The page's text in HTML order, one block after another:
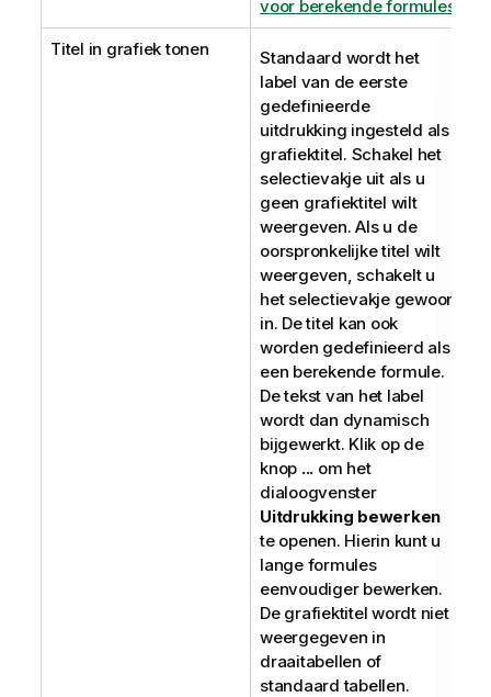
voor berekende formules
Titel in grafiek tonen
Standaard wordt het
label van de eerste
gedefinieerde
uitdrukking ingesteld als
grafiektitel. Schakel het
selectievakje uit als u
geen grafiektitel wilt
weergeven. Als u de
oorspronkelijke titel wilt
weergeven, schakelt u
het selectievakje gewoon
in. De titel kan ook
worden gedefinieerd als
een berekende formule.
De tekst van het label
wordt dan dynamisch
bijgewerkt. Klik op de
knop ... om het
dialoogvenster
Uitdrukking bewerken
te openen. Hierin kunt u
lange formules
eenvoudiger bewerken.
De grafiektitel wordt niet
weergegeven in
draaitabellen of
standaard tabellen.